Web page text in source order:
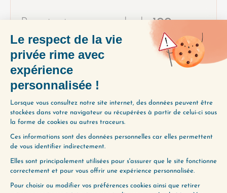
Pour toute commande de100
exemplaires ou plus du livre, vous
pourrez bénéficier de l’intervention
de Clotilde Dusoulier au sein de
disponible pour une conférence en
présentiel* ou en ligne d’1 à 2
heures, en adaptant le traitement
du sujet à vos enjeux.